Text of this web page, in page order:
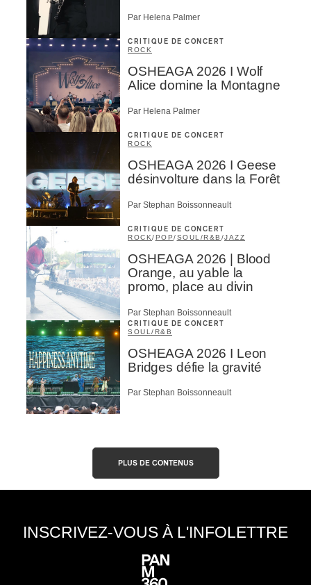
Par Helena Palmer
CRITIQUE DE CONCERT
ROCK
OSHEAGA 2026 I Wolf
Alice domine la Montagne
Par Helena Palmer
CRITIQUE DE CONCERT
ROCK
OSHEAGA 2026 I Geese
désinvolture dans la Forêt
Par Stephan Boissonneault
CRITIQUE DE CONCERT
ROCK/ POP/SOUL/R&B /JAZZ
OSHEAGA 2026 | Blood
Orange, au yable la
promo, place au divin
Par Stephan Boissonneault
CRITIQUE DE CONCERT
SOUL/R&B
OSHEAGA 2026 I Leon
Bridges défie la gravité
Par Stephan Boissonneault
PLUS DE CONTENUS
INSCRIVEZ-VOUS À L'INFOLETTRE